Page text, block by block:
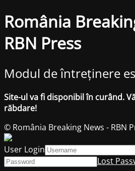
România
RBN Press
Modul de întreținere
Site-ul va fi disponibil în curând.
răbdare!
© România Breaking News - RBN
User Login
Lost